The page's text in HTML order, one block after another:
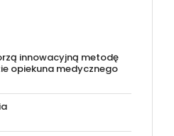
innowacyjną metodę
opiekuna medycznego